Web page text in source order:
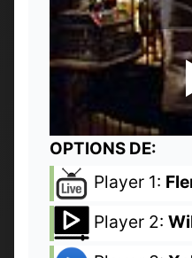
OPTIONS DE:
Player 1:
Player 2: